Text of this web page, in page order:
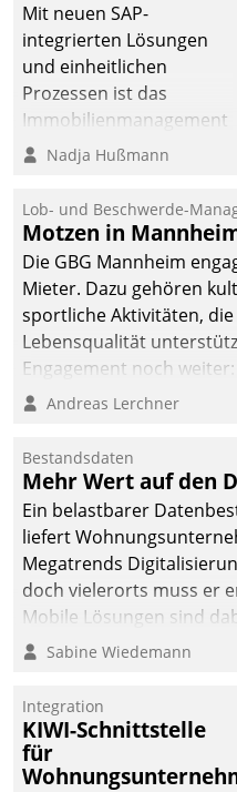
Mit neuen SAP-
integrierten Lösungen
und einheitlichen
Prozessen ist das
Immobilienmanagement
der Bayerischen
Ressort Kapitalanlage für
künftige Aufgaben und
Herausforderungen
gerüstet.
Nadja Hußmann
Lob- und Beschwerde-
Motzen in
Die GBG Mannheim
Mieter. Dazu gehören
sportliche Aktivitäten,
Lebensqualität
Engagement noch
von Beschwerden – oder
und Beschwerde-
ein.
Andreas Lerchner
Bestandsdaten
Mehr Wert auf den
Ein belastbarer
liefert
Megatrends
doch vielerorts muss er
Mobile Lösungen sind
Sabine Wiedemann
Integration
KIWI-Schnittstelle
für